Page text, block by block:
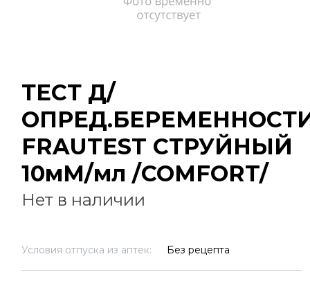
ТЕСТ Д/
FRAUTEST СТРУЙНЫЙ
10мМ/мл /COMFORT/
Нет в наличии
Условия отпуска из аптек: Без рецепта